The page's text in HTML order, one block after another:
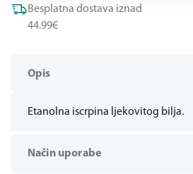
Opis
Etanolna iscrpina ljekovitog bilja.
Način uporabe
Besplatna dostava iznad
44.99€